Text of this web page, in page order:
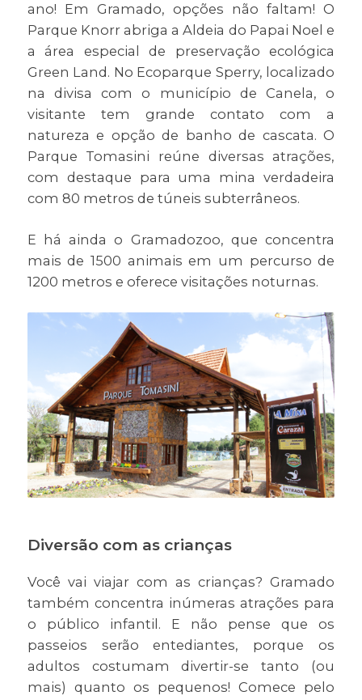
ano! Em Gramado, opções não faltam! O
Parque Knorr abriga a Aldeia do Papai Noel e
a área especial de preservação ecológica
Green Land. No Ecoparque Sperry, localizado
na divisa com o município de Canela, o
visitante tem grande contato com a
natureza e opção de banho de cascata. O
Parque Tomasini reúne diversas atrações,
com destaque para uma mina verdadeira
com 80 metros de túneis subterrâneos.
E há ainda o Gramadozoo, que concentra
mais de 1500 animais em um percurso de
1200 metros e oferece visitações noturnas.
Diversão com as crianças
Você vai viajar com as crianças? Gramado
também concentra inúmeras atrações para
o público infantil. E não pense que os
passeios serão entediantes, porque os
adultos costumam divertir-se tanto (ou
mais) quanto os pequenos! Comece pelo